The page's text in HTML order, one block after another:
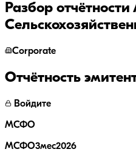
Разбор отчётности
Corporate
Отчётность
Войдите
МСФО
МСФО3мес2026